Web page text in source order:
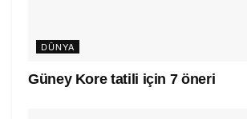
DÜNYA
Güney Kore tatili için 7 öneri